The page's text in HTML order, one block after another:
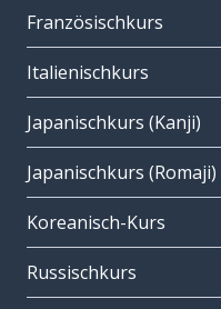
Französischkurs
Italienischkurs
Japanischkurs (Kanji)
Japanischkurs (Romaji)
Koreanisch-Kurs
Russischkurs